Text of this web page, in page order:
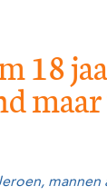
18